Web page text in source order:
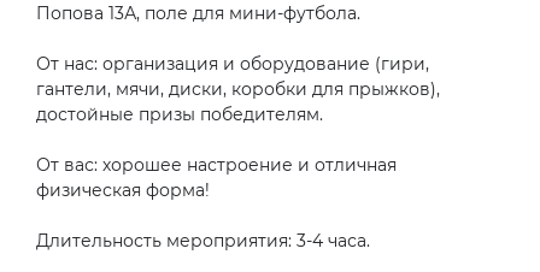
Попова 13А, поле для мини-футбола.
От нас: организация и оборудование (гири,
гантели, мячи, диски, коробки для прыжков),
достойные призы победителям.
От вас: хорошее настроение и отличная
физическая форма!
Длительность мероприятия: 3-4 часа.